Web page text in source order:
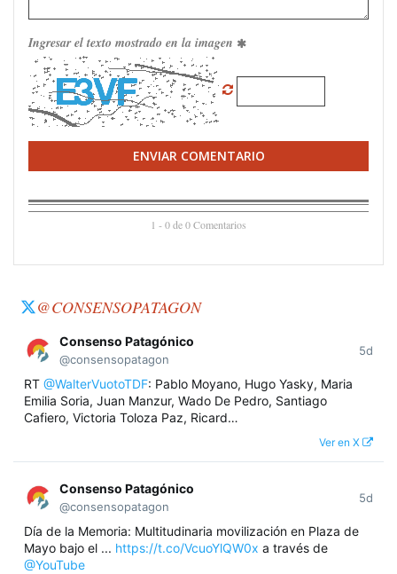
Ingresar el texto mostrado en la imagen
ENVIAR COMENTARIO
1 - 0 de 0 Comentarios
@CONSENSOPATAGON
Consenso Patagónico
@consensopatagon
5d
RT @WalterVuotoTDF: Pablo Moyano, Hugo Yasky, Maria
Emilia Soria, Juan Manzur, Wado De Pedro, Santiago
Cafiero, Victoria Toloza Paz, Ricard…
Ver en X
Consenso Patagónico
@consensopatagon
5d
Día de la Memoria: Multitudinaria movilización en Plaza de
Mayo bajo el ... https://t.co/VcuoYlQW0x a través de
@YouTube